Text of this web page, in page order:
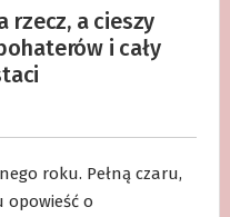
rzecz, a cieszy
i cały
roku. Pełną czaru,
opowieść o